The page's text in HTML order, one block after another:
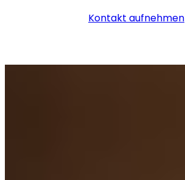
Kontakt aufnehmen